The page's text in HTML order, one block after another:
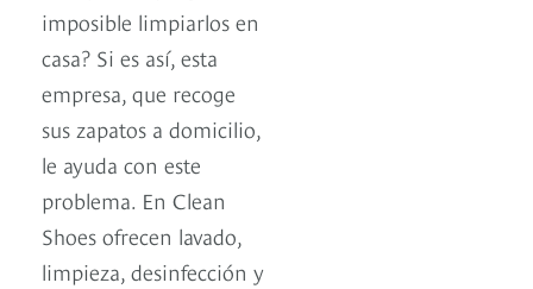
imposible limpiarlos en
casa? Si es así, esta
empresa, que recoge
sus zapatos a domicilio,
le ayuda con este
problema. En Clean
Shoes ofrecen lavado,
limpieza, desinfección y